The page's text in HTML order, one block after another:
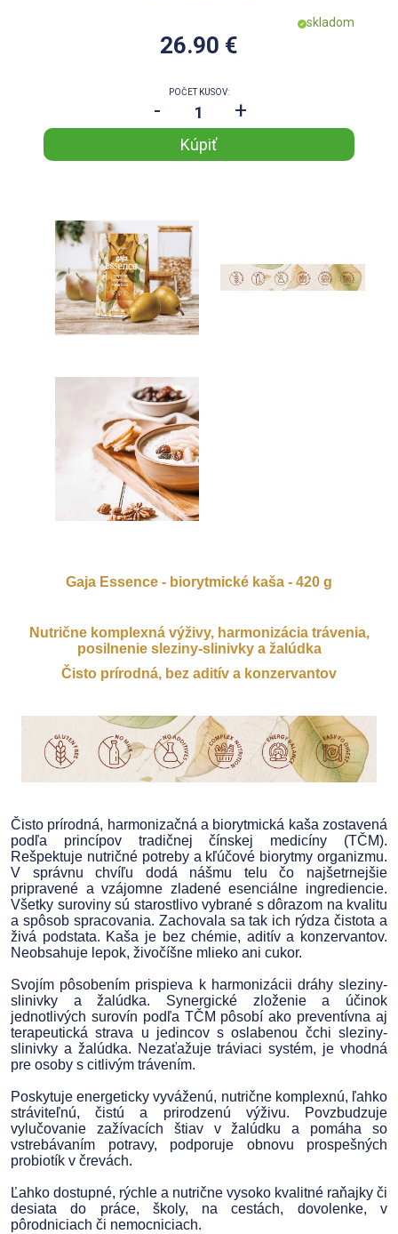
skladom
26.90 €
POČET KUSOV:
- +
Gaja Essence - biorytmické kaša - 420 g
Nutrične komplexná výživy, harmonizácia trávenia,
posilnenie sleziny-slinivky a žalúdka
Čisto prírodná, bez aditív a konzervantov
Čisto prírodná, harmonizačná a biorytmická kaša zostavená
podľa princípov tradičnej čínskej medicíny (TČM).
Rešpektuje nutričné potreby a kľúčové biorytmy organizmu.
V správnu chvíľu dodá nášmu telu čo najšetrnejšie
pripravené a vzájomne zladené esenciálne ingrediencie.
Všetky suroviny sú starostlivo vybrané s dôrazom na kvalitu
a spôsob spracovania. Zachovala sa tak ich rýdza čistota a
živá podstata. Kaša je bez chémie, aditív a konzervantov.
Neobsahuje lepok, živočíšne mlieko ani cukor.
Svojím pôsobením prispieva k harmonizácii dráhy sleziny-
slinivky a žalúdka. Synergické zloženie a účinok
jednotlivých surovín podľa TČM pôsobí ako preventívna aj
terapeutická strava u jedincov s oslabenou čchi sleziny-
slinivky a žalúdka. Nezaťažuje tráviaci systém, je vhodná
pre osoby s citlivým trávením.
Poskytuje energeticky vyváženú, nutrične komplexnú, ľahko
stráviteľnú, čistú a prirodzenú výživu. Povzbudzuje
vylučovanie zažívacích štiav v žalúdku a pomáha so
vstrebávaním potravy, podporuje obnovu prospešných
probiotík v črevách.
Ľahko dostupné, rýchle a nutrične vysoko kvalitné raňajky či
desiata do práce, školy, na cestách, dovolenke, v
pôrodniciach či nemocniciach.